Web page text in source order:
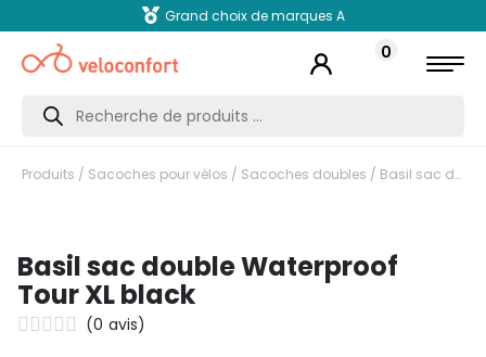
Grand choix de marques A
0
Recherche
produits
Produits / Sacoches pour vélos / Sacoches doubles / Basil sac double Waterproof Tour XL black
Basil sac double Waterproof
Tour XL black
(0 avis)